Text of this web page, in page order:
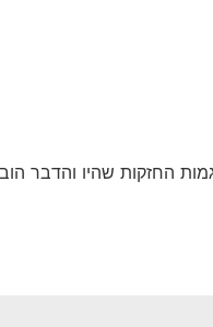
שהיו והדבר